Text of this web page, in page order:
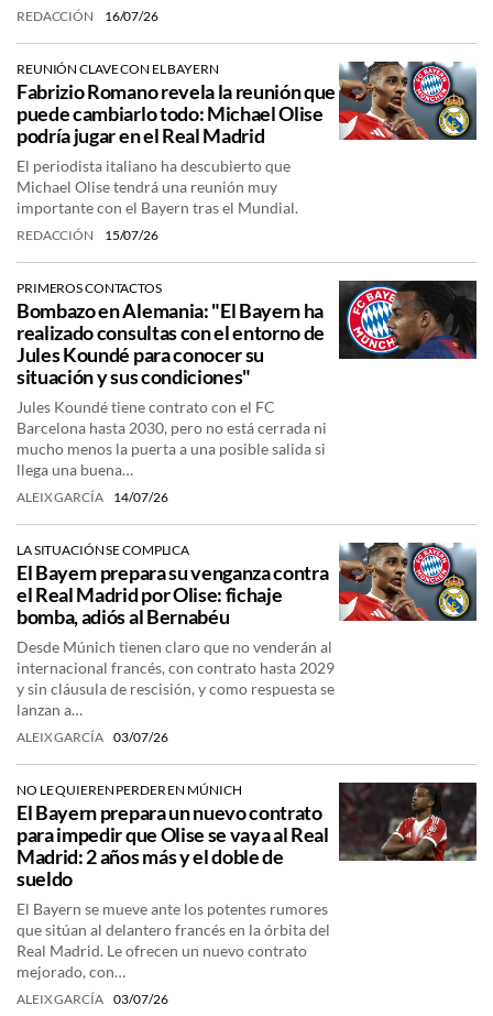
REDACCIÓN 16/07/26
REUNIÓN CLAVE CON EL BAYERN
Fabrizio Romano revela la reunión que
puede cambiarlo todo: Michael Olise
podría jugar en el Real Madrid
El periodista italiano ha descubierto que
Michael Olise tendrá una reunión muy
importante con el Bayern tras el Mundial.
REDACCIÓN 15/07/26
PRIMEROS CONTACTOS
Bombazo en Alemania: "El Bayern ha
realizado consultas con el entorno de
Jules Koundé para conocer su
situación y sus condiciones"
Jules Koundé tiene contrato con el FC
Barcelona hasta 2030, pero no está cerrada ni
mucho menos la puerta a una posible salida si
llega una buena…
ALEIX GARCÍA 14/07/26
LA SITUACIÓN SE COMPLICA
El Bayern prepara su venganza contra
el Real Madrid por Olise: fichaje
bomba, adiós al Bernabéu
Desde Múnich tienen claro que no venderán al
internacional francés, con contrato hasta 2029
y sin cláusula de rescisión, y como respuesta se
lanzan a…
ALEIX GARCÍA 03/07/26
NO LE QUIEREN PERDER EN MÚNICH
El Bayern prepara un nuevo contrato
para impedir que Olise se vaya al Real
Madrid: 2 años más y el doble de
sueldo
El Bayern se mueve ante los potentes rumores
que sitúan al delantero francés en la órbita del
Real Madrid. Le ofrecen un nuevo contrato
mejorado, con…
ALEIX GARCÍA 03/07/26